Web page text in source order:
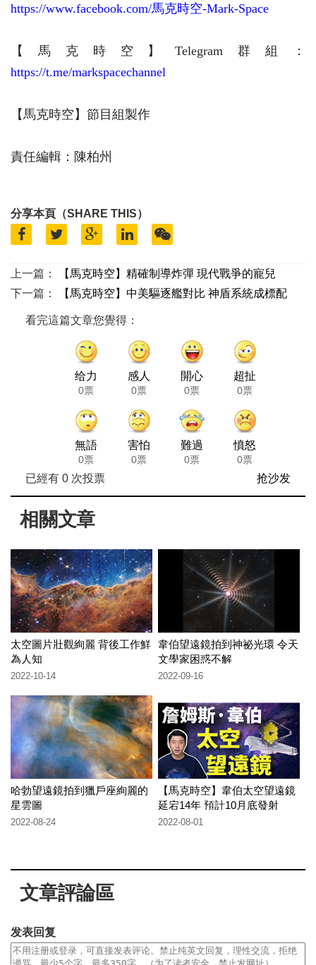
https://www.facebook.com/馬克時空-Mark-Space
【馬克時空】Telegram群組：
https://t.me/markspacechannel
【馬克時空】節目組製作
責任編輯：陳柏州
分享本頁（SHARE THIS）
上一篇：
【馬克時空】精確制導炸彈 現代戰爭的寵兒
下一篇：
【馬克時空】中美驅逐艦對比 神盾系統成標配
看完這篇文章您覺得：
给力
0票
感人
0票
開心
0票
超扯
0票
無語
0票
害怕
0票
難過
0票
憤怒
0票
已經有 0次投票 抢沙发
相關文章
太空圖片壯觀絢麗 背後工作鮮
為人知
2022-10-14
韋伯望遠鏡拍到神祕光環 令天
文學家困惑不解
2022-09-16
哈勃望遠鏡拍到獵戶座絢麗的
星雲圖
2022-08-24
【馬克時空】韋伯太空望遠鏡
延宕14年 預計10月底發射
2022-08-01
文章評論區
发表回复